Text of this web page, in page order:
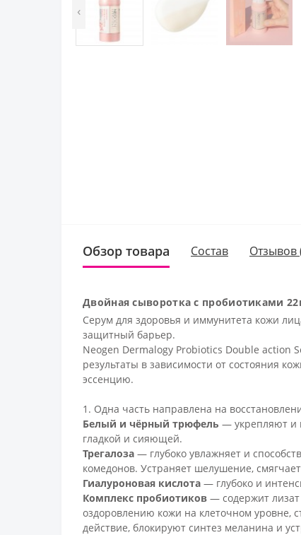
‹
Обзор товара Состав Отзывов
Двойная сыворотка с пробиотиками
Серум для здоровья и иммунитета кожи
защитный барьер.
Neogen Dermalogy Probiotics Double action
результаты в зависимости от состояния
эссенцию.
1. Одна часть направлена на
Белый и чёрный трюфель — укрепляют и
гладкой и сияющей.
Трегалоза — глубоко увлажняет и
комедонов. Устраняет шелушение,
Гиалуроновая кислота — глубоко и
Комплекс пробиотиков — содержит
оздоровлению кожи на клеточном уровне,
действие, блокируют синтез меланина и